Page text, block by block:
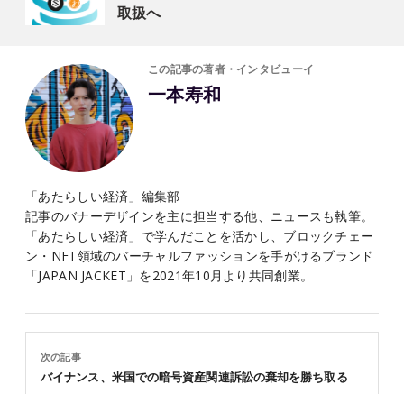
取扱へ
この記事の著者・インタビューイ
一本寿和
「あたらしい経済」編集部
記事のバナーデザインを主に担当する他、ニュースも執筆。
「あたらしい経済」で学んだことを活かし、ブロックチェー
ン・NFT領域のバーチャルファッションを手がけるブランド
「JAPAN JACKET」を2021年10月より共同創業。
次の記事
バイナンス、米国での暗号資産関連訴訟の棄却を勝ち取る